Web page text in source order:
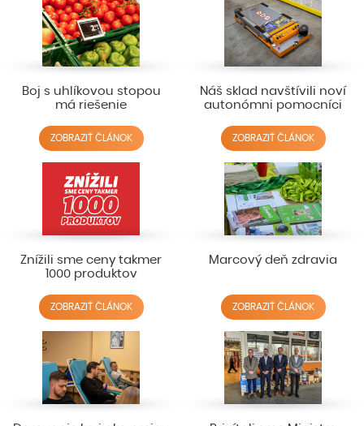
Boj s uhlíkovou stopou
má riešenie
ZOBRAZIŤ ČLÁNOK
Náš sklad navštívili noví
autonómni pomocníci
ZOBRAZIŤ ČLÁNOK
Znížili sme ceny takmer
1000 produktov
ZOBRAZIŤ ČLÁNOK
Marcový deň zdravia
ZOBRAZIŤ ČLÁNOK